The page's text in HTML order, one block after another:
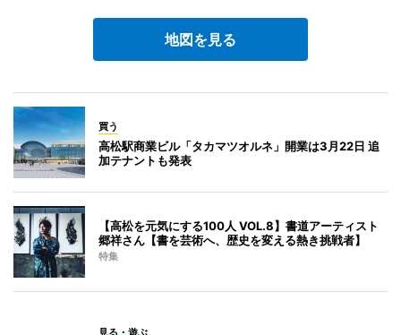
地図を見る
買う
高松駅商業ビル「タカマツオルネ」開業は3月22日 追
加テナントも発表
【高松を元気にする100人 VOL.8】書道アーティスト
郷祥さん【書を芸術へ、歴史を変える熱き挑戦者】
特集
見る・遊ぶ